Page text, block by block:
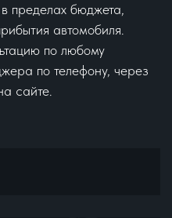
пределах бюджета,
автомобиля.
по любому
по телефону, через
сайте.